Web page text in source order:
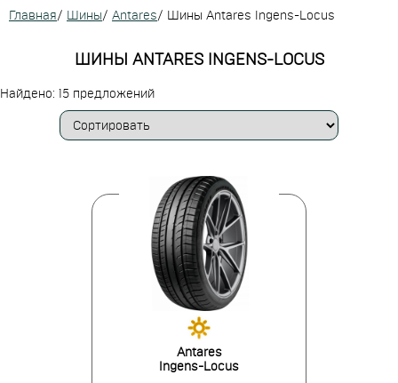
Главная/ Шины/ Antares/ Шины Antares Ingens-Locus
ШИНЫ ANTARES INGENS-LOCUS
Найдено: 15 предложений
Antares
Ingens-Locus